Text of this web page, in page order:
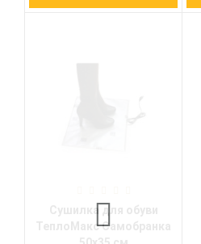
ТеплоМакс Самобранка